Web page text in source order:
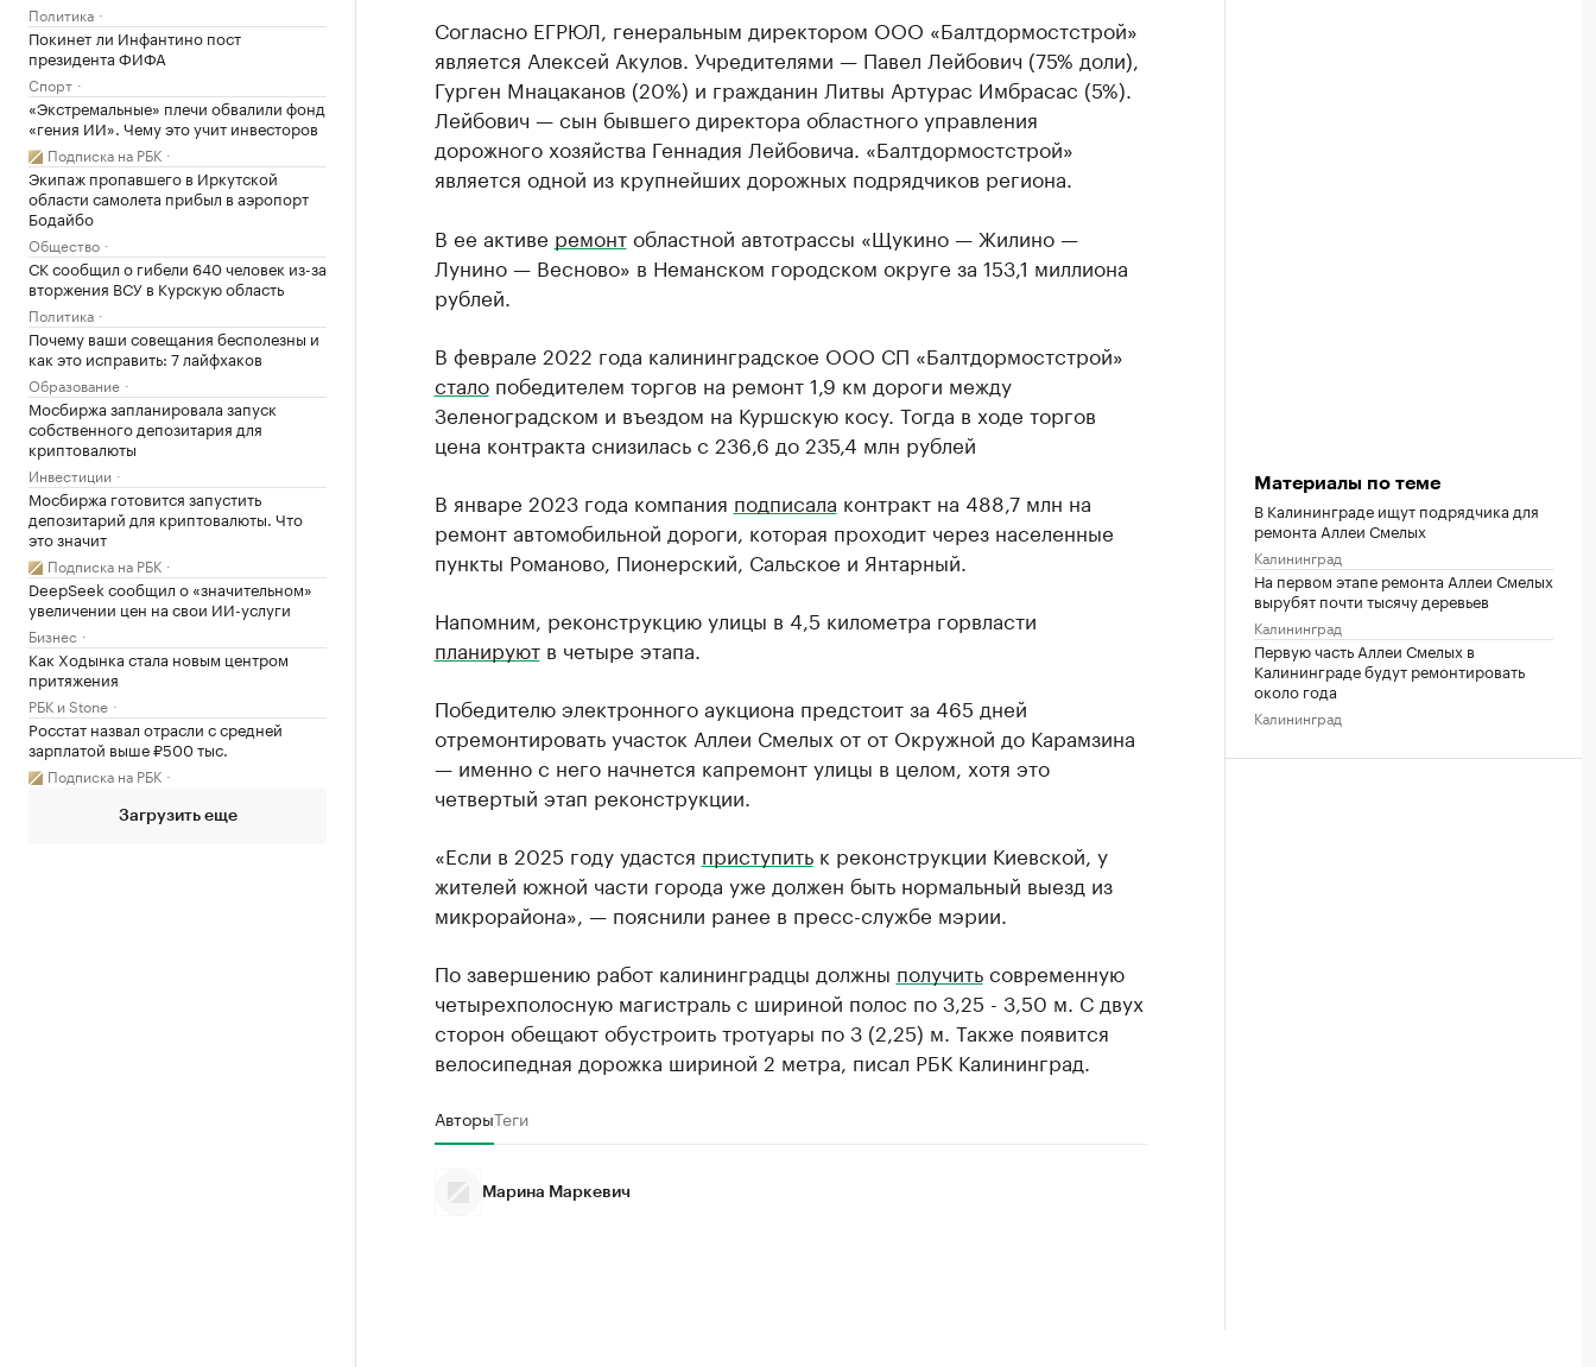
Политика
Покинет ли Инфантино пост
президента ФИФА
Спорт
«Экстремальные» плечи обвалили фонд
«гения ИИ». Чему это учит инвесторов
Подписка на РБК
Экипаж пропавшего в Иркутской
области самолета прибыл в аэропорт
Бодайбо
Общество
СК сообщил о гибели 640 человек из-за
вторжения ВСУ в Курскую область
Политика
Почему ваши совещания бесполезны и
как это исправить: 7 лайфхаков
Образование
Мосбиржа запланировала запуск
собственного депозитария для
криптовалюты
Инвестиции
Мосбиржа готовится запустить
депозитарий для криптовалюты. Что
это значит
Подписка на РБК
DeepSeek сообщил о «значительном»
увеличении цен на свои ИИ-услуги
Бизнес
Как Ходынка стала новым центром
притяжения
РБК и Stone
Росстат назвал отрасли с средней
зарплатой выше ₽500 тыс.
Подписка на РБК
Загрузить еще
Согласно ЕГРЮЛ, генеральным директором ООО «Балтдормостстрой»
является Алексей Акулов. Учредителями — Павел Лейбович (75% доли),
Гурген Мнацаканов (20%) и гражданин Литвы Артурас Имбрасас (5%).
Лейбович — сын бывшего директора областного управления
дорожного хозяйства Геннадия Лейбовича. «Балтдормостстрой»
является одной из крупнейших дорожных подрядчиков региона.
В ее активе ремонтобластной автотрассы «Щукино — Жилино —
Лунино — Весново» в Неманском городском округе за 153,1 миллиона
рублей.
В феврале 2022 года калининградское ООО СП «Балтдормостстрой»
сталопобедителем торгов на ремонт 1,9 км дороги между
Зеленоградском и въездом на Куршскую косу. Тогда в ходе торгов
цена контракта снизилась с 236,6 до 235,4 млн рублей
В январе 2023 года компания подписала контракт на 488,7 млн на
ремонт автомобильной дороги, которая проходит через населенные
пункты Романово, Пионерский, Сальское и Янтарный.
Напомним, реконструкцию улицы в 4,5 километра горвласти
планируютв четыре этапа.
Победителю электронного аукциона предстоит за 465 дней
отремонтировать участок Аллеи Смелых от от Окружной до Карамзина
— именно с него начнется капремонт улицы в целом, хотя это
четвертый этап реконструкции.
«Если в 2025 году удастся приступитьк реконструкции Киевской, у
жителей южной части города уже должен быть нормальный выезд из
микрорайона», — пояснили ранее в пресс-службе мэрии.
По завершению работ калининградцы должны получитьсовременную
четырехполосную магистраль с шириной полос по 3,25 - 3,50 м. С двух
сторон обещают обустроить тротуары по 3 (2,25) м. Также появится
велосипедная дорожка шириной 2 метра, писал РБК Калининград.
АвторыТеги
Марина Маркевич
Материалы по теме
В Калининграде ищут подрядчика для
ремонта Аллеи Смелых
Калининград
На первом этапе ремонта Аллеи Смелых
вырубят почти тысячу деревьев
Калининград
Первую часть Аллеи Смелых в
Калининграде будут ремонтировать
около года
Калининград